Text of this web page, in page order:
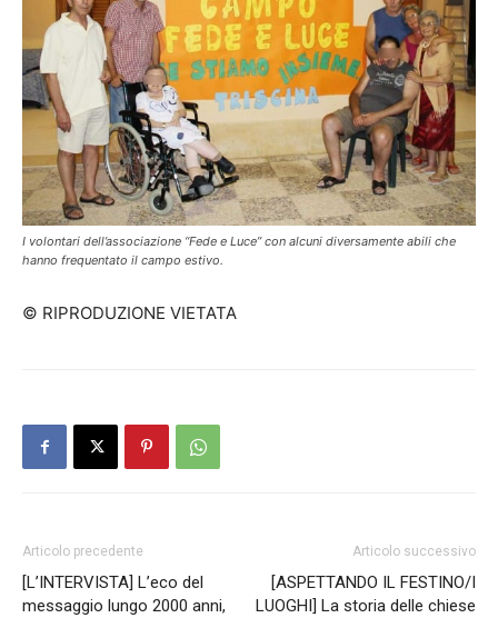
I volontari dell’associazione “Fede e Luce” con alcuni diversamente abili che
hanno frequentato il campo estivo.
© RIPRODUZIONE VIETATA
Articolo precedente
[L’INTERVISTA] L’eco del
messaggio lungo 2000 anni,
Articolo successivo
[ASPETTANDO IL FESTINO/I
LUOGHI] La storia delle chiese